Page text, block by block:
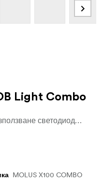
Light Combo
Ултракомпактно и лесно за използване светодиодно осветление за видео, стрийминг и фотография.Zhiyun Molus X100 е мощен светодиод в малка опаковка. Серията Molus на Zhiyun е ултракомпактна и преносима серия, проектирана да работи също толкова добре във всяка ситуация, независимо дали сте част от малък творчески екип, фрийлансър или начинаещ видеооператор.
MOLUS X100 COMBO